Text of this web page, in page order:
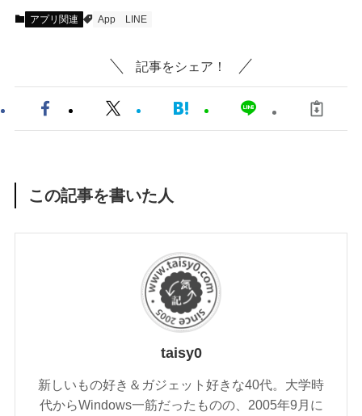
アプリ関連 App LINE
記事をシェア！
この記事を書いた人
taisy0
新しいもの好き＆ガジェット好きな40代。大学時
代からWindows一筋だったものの、2005年9月に